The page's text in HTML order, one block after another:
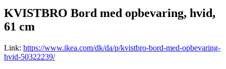
KVISTBRO Bord med opbevaring, hvid,
61 cm
Link: https://www.ikea.com/dk/da/p/kvistbro-bord-med-opbevaring-
hvid-50322239/